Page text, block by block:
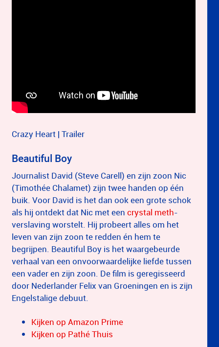
Crazy Heart | Trailer
Beautiful Boy
Journalist David (Steve Carell) en zijn zoon Nic
(Timothée Chalamet) zijn twee handen op één
buik. Voor David is het dan ook een grote schok
als hij ontdekt dat Nic met een crystal meth-
verslaving worstelt. Hij probeert alles om het
leven van zijn zoon te redden én hem te
begrijpen. Beautiful Boy is het waargebeurde
verhaal van een onvoorwaardelijke liefde tussen
een vader en zijn zoon. De film is geregisseerd
door Nederlander Felix van Groeningen en is zijn
Engelstalige debuut.
Kijken op Amazon Prime
Kijken op Pathé Thuis